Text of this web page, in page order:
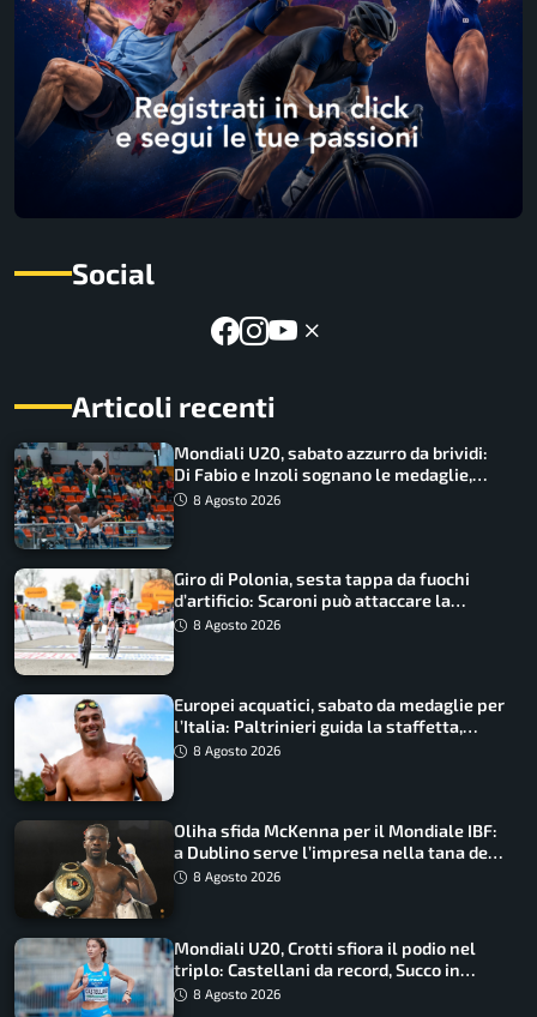
Social
Articoli recenti
Mondiali U20, sabato azzurro da brividi:
Di Fabio e Inzoli sognano le medaglie,
Castellani e Succo in finale
8 Agosto 2026
Giro di Polonia, sesta tappa da fuochi
d’artificio: Scaroni può attaccare la
maglia di Lemmen
8 Agosto 2026
Europei acquatici, sabato da medaglie per
l’Italia: Paltrinieri guida la staffetta,
Barnabà sogna l’oro dalle grandi altezze
8 Agosto 2026
Oliha sfida McKenna per il Mondiale IBF:
a Dublino serve l’impresa nella tana del
lupo8 Agosto 2026
Mondiali U20, Crotti sfiora il podio nel
triplo: Castellani da record, Succo in
finale
8 Agosto 2026